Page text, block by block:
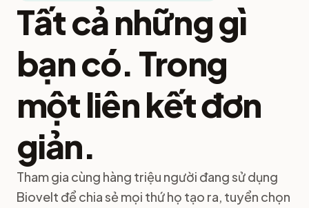
Tất cả những gì
bạn có. Trong
một liên kết đơn
giản.
Tham gia cùng hàng triệu người đang sử dụng
Biovelt để chia sẻ mọi thứ họ tạo ra, tuyển chọn